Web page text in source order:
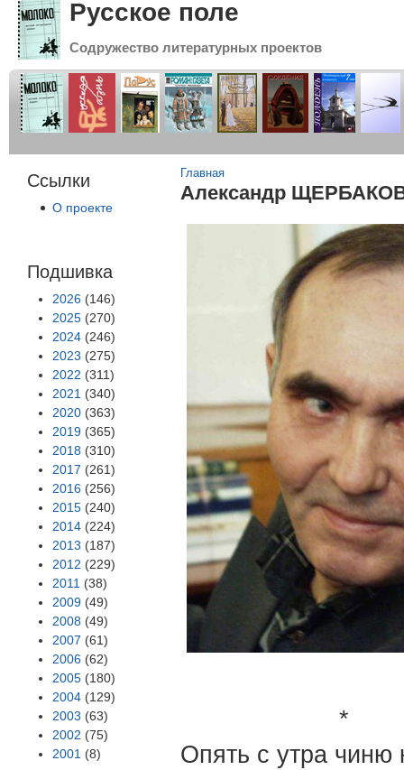
Русское поле
Содружество литературных проектов
Ссылки
О проекте
Подшивка
2026 (146)
2025 (270)
2024 (246)
2023 (275)
2022 (311)
2021 (340)
2020 (363)
2019 (365)
2018 (310)
2017 (261)
2016 (256)
2015 (240)
2014 (224)
2013 (187)
2012 (229)
2011 (38)
2009 (49)
2008 (49)
2007 (61)
2006 (62)
2005 (180)
2004 (129)
2003 (63)
2002 (75)
2001 (8)
Вы здесь
Главная
Александр
*
Опять с утра чиню